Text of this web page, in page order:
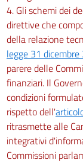
4. Gli schemi dei
direttive che
della relazione
legge 31
parere delle
finanziari. Il
condizioni
rispetto dell'
ritrasmette alle
integrativi
Commissioni